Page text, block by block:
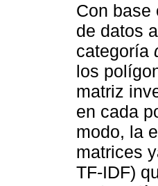
Con base
de datos
categoría
los
matriz
en cada
modo, la
matrices
TF-IDF)